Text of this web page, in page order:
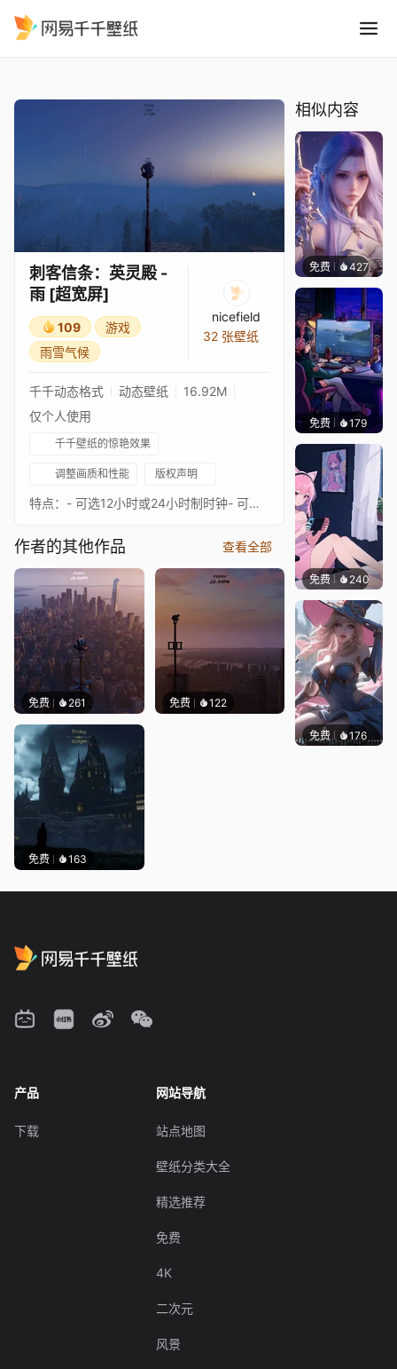
刺客信条：英灵殿 -
雨 [超宽屏]
109
游戏
雨雪气候
nicefield
32 张壁纸
千千动态格式 动态壁纸
16.92M
仅个人使用
千千壁纸的惊艳效果
调整画质和性能 版权声明
特点：- 可选12小时或24小时制时钟- 可选雨天效果- 可选鸟鸣- 可选环境音效- 来自Assassin's Creed Valhalla的音乐- 深度视差效果基于我在Assassin's Creed Valhalla中截取的截图。
作者的其他作品 查看全部
免费 261 免费 122
免费 163
相似内容
免费 427好看
免费 179
免费 240好看
免费 176｡
产品
下载
网站导航
站点地图
壁纸分类大全
精选推荐
免费
4K
二次元
风景